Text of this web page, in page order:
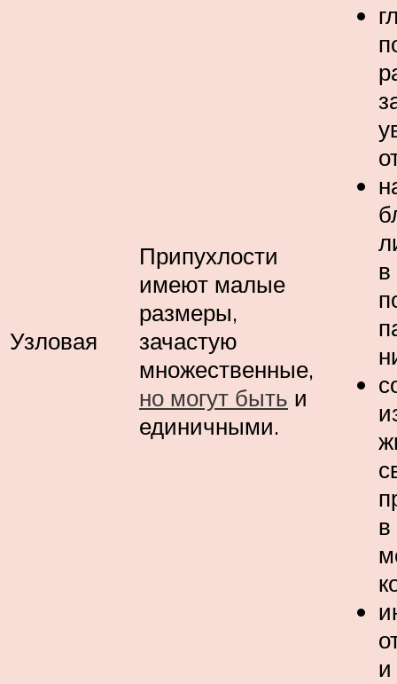
Узловая
Припухлости
имеют малые
размеры,
зачастую
множественные,
но могут быть и
единичными.
в
в